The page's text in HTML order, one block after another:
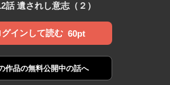
話 遺されし意志（２）
グインして読む 60pt
作品の無料公開中の話へ